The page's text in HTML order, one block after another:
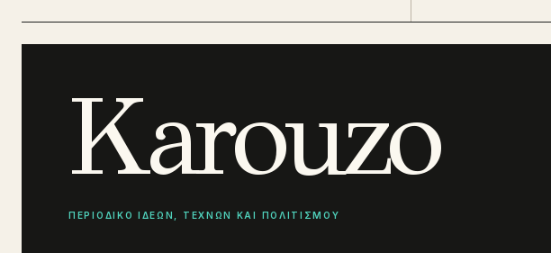
Karouzo
ΠΕΡΙΟΔΙΚΟ ΙΔΕΩΝ, ΤΕΧΝΩΝ ΚΑΙ ΠΟΛΙΤΙΣΜΟΥ